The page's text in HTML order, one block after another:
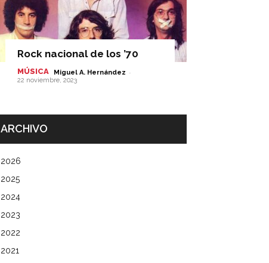
Rock nacional de los ’70
MÚSICA Miguel A. Hernández -
22 noviembre, 2023
ARCHIVO
2026
2025
2024
2023
2022
2021